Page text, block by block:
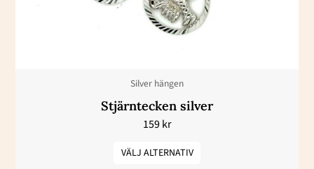
Silver hängen
Stjärntecken silver
159kr
VÄLJ ALTERNATIV
olika
alternativen
på
produktsidan